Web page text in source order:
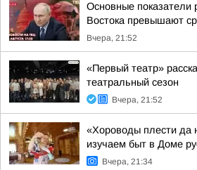
Основные показатели
Востока превышают
Вчера, 21:52
«Первый театр»
театральный сезон
Вчера, 21:52
«Хороводы плести да
изучаем быт в Доме
Вчера, 21:34